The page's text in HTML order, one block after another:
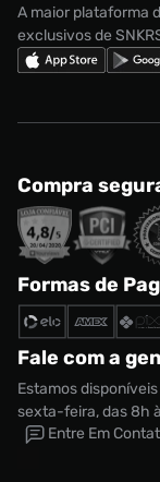
A maior plataforma
exclusivos de
Compra
Formas de
Fale com a
Estamos
sexta-feira, das 8h
Entre Em